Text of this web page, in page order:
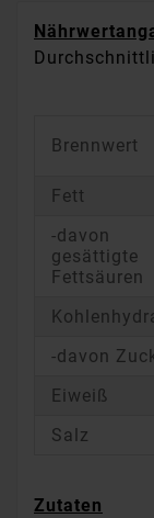
Brennwert
Fett
-davon
gesättigte
Fettsäuren
-davon
Eiweiß
Salz
Zutaten